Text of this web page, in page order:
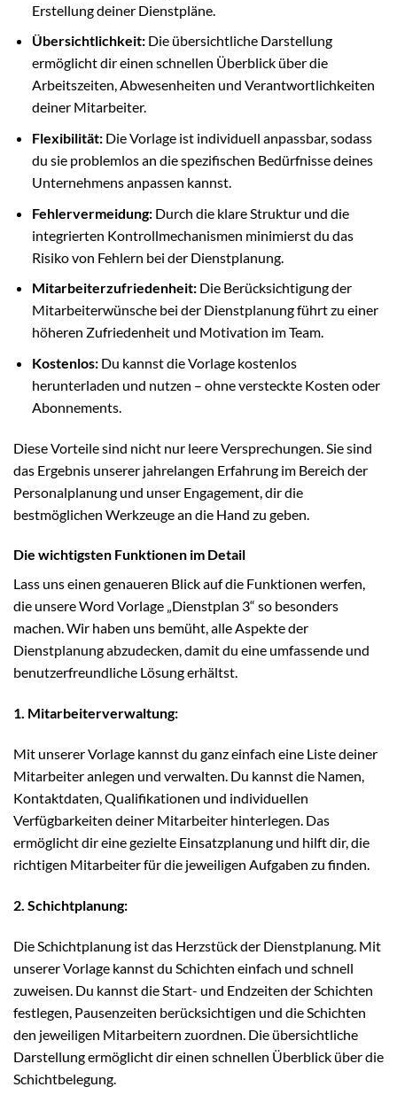
Erstellung deiner Dienstpläne.
Übersichtlichkeit:Die übersichtliche Darstellung
ermöglicht dir einen schnellen Überblick über die
Arbeitszeiten, Abwesenheiten und Verantwortlichkeiten
deiner Mitarbeiter.
Flexibilität:Die Vorlage ist individuell anpassbar, sodass
du sie problemlos an die spezifischen Bedürfnisse deines
Unternehmens anpassen kannst.
Fehlervermeidung:Durch die klare Struktur und die
integrierten Kontrollmechanismen minimierst du das
Risiko von Fehlern bei der Dienstplanung.
Mitarbeiterzufriedenheit:Die Berücksichtigung der
Mitarbeiterwünsche bei der Dienstplanung führt zu einer
höheren Zufriedenheit und Motivation im Team.
Kostenlos:Du kannst die Vorlage kostenlos
herunterladen und nutzen – ohne versteckte Kosten oder
Abonnements.
Diese Vorteile sind nicht nur leere Versprechungen. Sie sind
das Ergebnis unserer jahrelangen Erfahrung im Bereich der
Personalplanung und unser Engagement, dir die
bestmöglichen Werkzeuge an die Hand zu geben.
Die wichtigsten Funktionen im Detail
Lass uns einen genaueren Blick auf die Funktionen werfen,
die unsere Word Vorlage „Dienstplan 3“ so besonders
machen. Wir haben uns bemüht, alle Aspekte der
Dienstplanung abzudecken, damit du eine umfassende und
benutzerfreundliche Lösung erhältst.
1. Mitarbeiterverwaltung:
Mit unserer Vorlage kannst du ganz einfach eine Liste deiner
Mitarbeiter anlegen und verwalten. Du kannst die Namen,
Kontaktdaten, Qualifikationen und individuellen
Verfügbarkeiten deiner Mitarbeiter hinterlegen. Das
ermöglicht dir eine gezielte Einsatzplanung und hilft dir, die
richtigen Mitarbeiter für die jeweiligen Aufgaben zu finden.
2. Schichtplanung:
Die Schichtplanung ist das Herzstück der Dienstplanung. Mit
unserer Vorlage kannst du Schichten einfach und schnell
zuweisen. Du kannst die Start- und Endzeiten der Schichten
festlegen, Pausenzeiten berücksichtigen und die Schichten
den jeweiligen Mitarbeitern zuordnen. Die übersichtliche
Darstellung ermöglicht dir einen schnellen Überblick über die
Schichtbelegung.